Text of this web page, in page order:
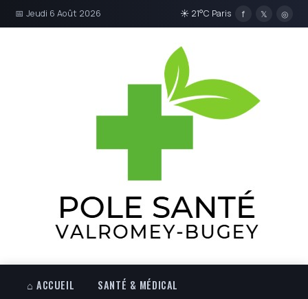
📅 Jeudi 6 Août 2026 ☀ 21°C Paris f 𝕏 ◎
⌂ ACCUEIL
SANTÉ & MÉDICAL